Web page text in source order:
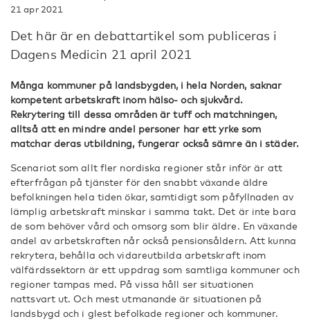
21 apr 2021
Det här är en debattartikel som publiceras i
Dagens Medicin 21 april 2021
Många kommuner på landsbygden, i hela Norden, saknar
kompetent arbetskraft inom hälso- och sjukvård.
Rekrytering till dessa områden är tuff och matchningen,
alltså att en mindre andel personer har ett yrke som
matchar deras utbildning, fungerar också sämre än i städer.
Scenariot som allt fler nordiska regioner står inför är att
efterfrågan på tjänster för den snabbt växande äldre
befolkningen hela tiden ökar, samtidigt som påfyllnaden av
lämplig arbetskraft minskar i samma takt. Det är inte bara
de som behöver vård och omsorg som blir äldre. En växande
andel av arbetskraften når också pensionsåldern. Att kunna
rekrytera, behålla och vidareutbilda arbetskraft inom
välfärdssektorn är ett uppdrag som samtliga kommuner och
regioner tampas med. På vissa håll ser situationen
nattsvart ut. Och mest utmanande är situationen på
landsbygd och i glest befolkade regioner och kommuner.